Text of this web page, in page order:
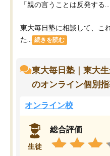
「親の言うことは反発する…
東大毎日塾に相談して、こ
た...
続きを読む
東大毎日塾｜東大
のオンライン個別
オンライン校
生徒
総合評価